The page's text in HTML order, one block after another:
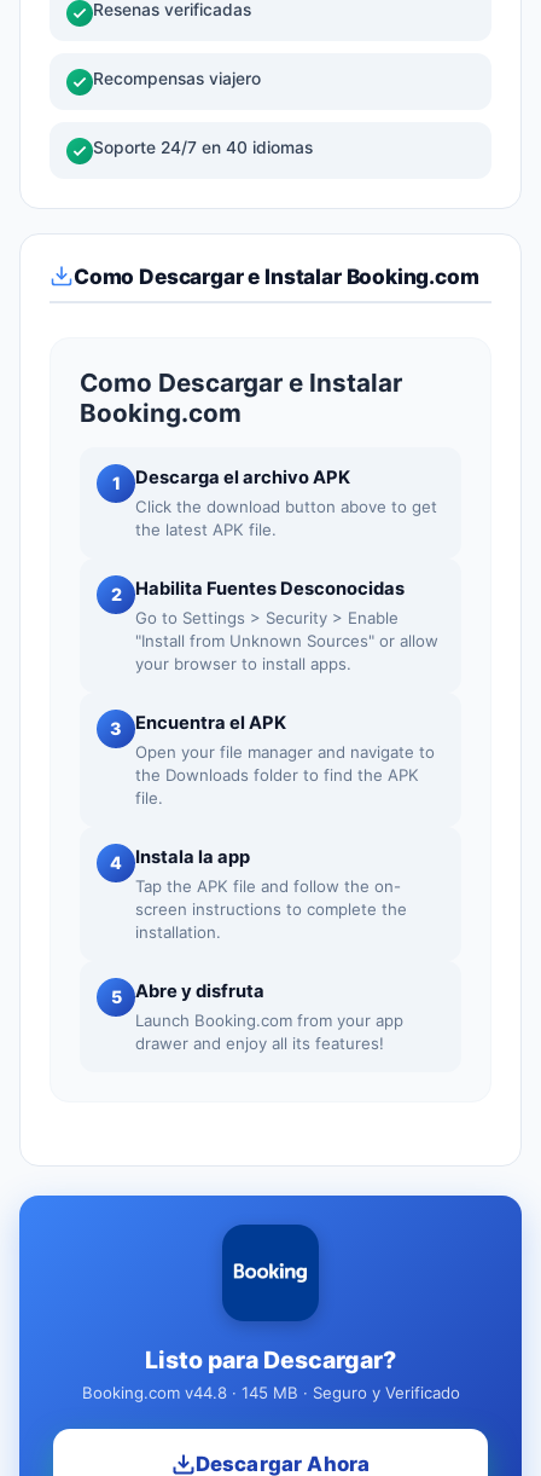
Resenas verificadas
Recompensas viajero
Soporte 24/7 en 40 idiomas
Como Descargar e Instalar Booking.com
Como Descargar e Instalar
Booking.com
1 Descarga el archivo APK
Click the download button above to get
the latest APK file.
2 Habilita Fuentes Desconocidas
Go to Settings > Security > Enable
"Install from Unknown Sources" or allow
your browser to install apps.
3 Encuentra el APK
Open your file manager and navigate to
the Downloads folder to find the APK
file.
4 Instala la app
Tap the APK file and follow the on-
screen instructions to complete the
installation.
5 Abre y disfruta
Launch Booking.com from your app
drawer and enjoy all its features!
Listo para Descargar?
Booking.com v44.8 · 145 MB · Seguro y Verificado
Descargar Ahora